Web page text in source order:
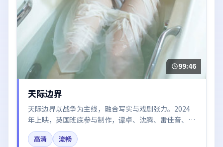
99:46
天际边界
天际边界以战争为主线，融合写实与戏剧张力。2024
年上映，英国班底参与制作，谭卓、沈腾、雷佳音、河
正宇在片中呈现细腻表演，影像风格统一，配乐与剪辑
强化了情绪曲线。
高清
流畅